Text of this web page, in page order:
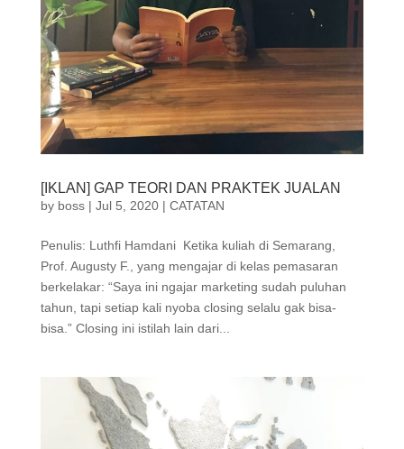
[IKLAN] GAP TEORI DAN PRAKTEK JUALAN⁣
by boss| Jul 5, 2020| CATATAN
Penulis: Luthfi Hamdani ⁣ Ketika kuliah di Semarang,
Prof. Augusty F., yang mengajar di kelas pemasaran
berkelakar: “Saya ini ngajar marketing sudah puluhan
tahun, tapi setiap kali nyoba closing selalu gak bisa-
bisa.” Closing ini istilah lain dari...